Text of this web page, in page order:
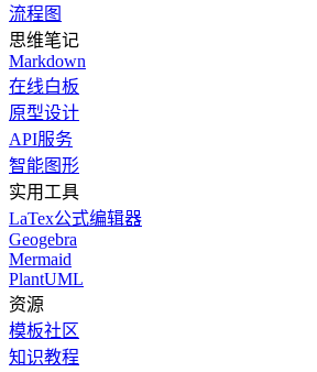
流程图
思维笔记
Markdown
在线白板
原型设计
API服务
智能图形
实用工具
LaTex公式编辑器
Geogebra
Mermaid
PlantUML
资源
模板社区
知识教程